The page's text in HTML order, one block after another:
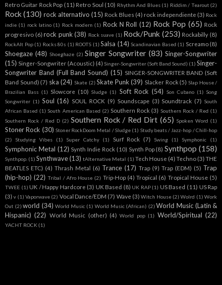
Retro Guitar Rock Pop (11) Retro Soul (10) Rhythm And Blues (1) Riddim / Tearout (2)
Rock (130) rock alternativo (15) Rock Blues (4) rock independiente (3) Rock
indie (1) rock latino (1) Rock modern (1) Rock N Roll (12) Rock Pop (65) Rock
progresivo (6) rock punk (38) Rock suave (1) Rock/Punk (253) Rockabilly (8)
RockAlt Pop (1) Rocks 80s (1) ROOTS (1) Salsa (14) Scandinavian Based (1) Screamo (8)
Shoegaze (48) Shoeghaze (2) Singer Songwriter (83) Singer-Songwriter
(15) Singer-Songwriter (Acoustic) (4) Singer-Songwriter (Soft Band Sound) (1) Singer-
Songwriter Band (Full Band Sound) (15) SINGER-SONGWRITER BAND (Soft
Band Sound) (7) ska (24) Skate (2) Skate Punk (39) Slacker Rock (5) Slap House /
Brazilian Bass (1) Slowcore (10) Sludge (1) Soft Rock (54) Son Cubano (1) Song
Songwriter (1) Soul (16) SOUL ROCK (9) Soundscape (3) Soundtrack (7) South
African Based (1) South American Based (2) Southern Rock (3) Southern Rock / Red (1)
Southern Rock / Red D (2) Southern Rock / Red Dirt (65) Spoken Word (1)
Stoner Rock (30) Stoner RockDoom Metal / Sludge (1) Study beats / Jazz-hop / Chill-hop
(2)
Studying Vibes (1) Super Catchy (1) Surf Rock (7) Swing (1) Symphonic (1)
Symphonic Metal (12) Synth Indie Rock (10) Synth Pop (8) Synthpop (158)
Synthpop. (1) Synthwave (13) tAlternative Metal (1) Tech House (4) Techno (3) THE
BEATLES ETC) (4) Thrash Metal (6) Trance (17) Trap (9) Trap (EDM) (5) Trap
(hip-hop) (22) Tribal / Afro House (2) Trip-Hop (4) Tropical (6) Tropical House (5)
TWEE (1) UK / Happy Hardcore (3) UK Based (8) UK RAP (1) US Based (11) US Rap
(3) v (1) Vaporwave (2) Vocal Dance/EDM (7) Wave (3) Witch House (2) Wolrd (1) Work
Out (2) world (34) World Music (1) World Music (African) (2) World Music (Latin &
Hispanic) (22) World Music (other) (4) World pop (1) World/Spiritual (22)
YACHT ROCK (1)